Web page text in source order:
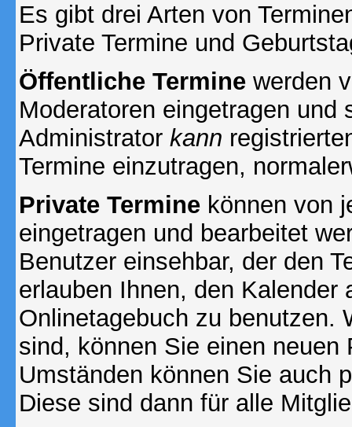
Es gibt drei Arten von
Private Termine und
Öffentliche Termine werden
Moderatoren eingetragen und
Administrator kann
Termine einzutragen,
Private Termine können von
eingetragen und bearbeitet
Benutzer einsehbar, der den
erlauben Ihnen, den
Onlinetagebuch zu benutzen.
sind, können Sie einen neuen
Umständen können Sie auch
Diese sind dann für alle